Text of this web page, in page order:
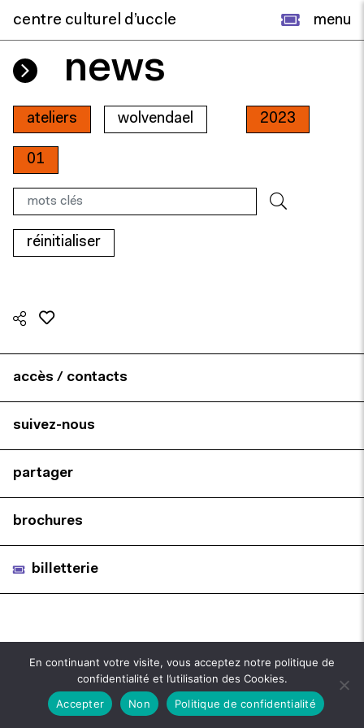
centre culturel d’uccle menu
news
ateliers wolvendael 2023
01
réinitialiser
accès / contacts
suivez-nous
partager
brochures
billetterie
En continuant votre visite, vous acceptez notre politique de
confidentialité et l’utilisation des Cookies.
Accepter
Non Politique de confidentialité